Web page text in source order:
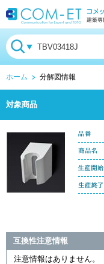
ホーム 分解図情報
対象商品
互換性注意情報
注意情報はありません。